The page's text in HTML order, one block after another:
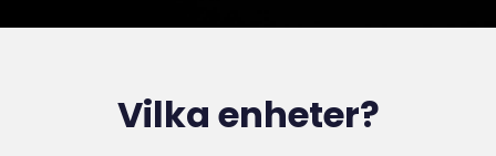
Vilka enheter?